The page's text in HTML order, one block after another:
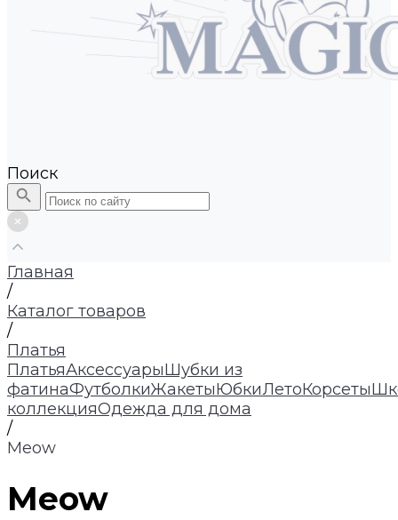
Поиск
Главная
/
Каталог товаров
/
Платья
ПлатьяАксессуарыШубки из
фатинаФутболкиЖакетыЮбкиЛетоКорсеты
коллекцияОдежда для дома
/
Meow
Meow